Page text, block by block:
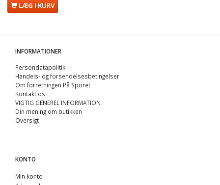
LÆG I KURV
INFORMATIONER
Persondatapolitik
Handels- og forsendelsesbetingelser
Om forretningen På Sporet
Kontakt os
VIGTIG GENEREL INFORMATION
Din mening om butikken
Oversigt
KONTO
Min konto